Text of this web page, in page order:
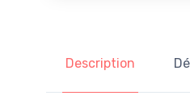
Description